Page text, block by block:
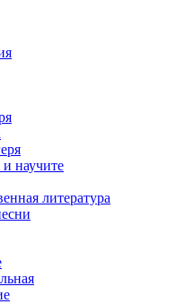
научите
литература